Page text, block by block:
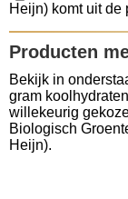
Heijn) komt uit de
Producten
Bekijk in
gram
willekeurig
Biologisch
Heijn).